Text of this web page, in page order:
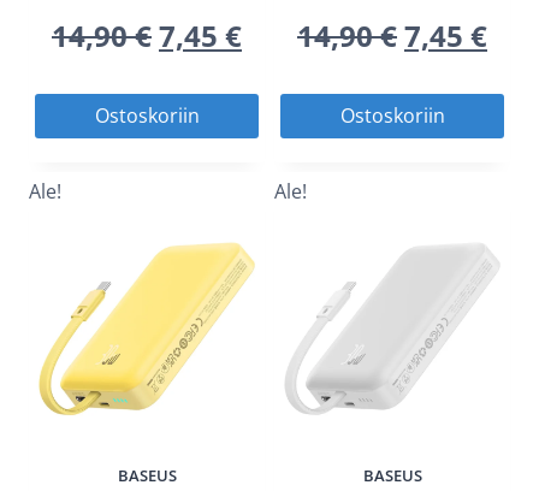
14,90€Alkuperäinen
hinta
oli:
7,45 €Nykyinen
hinta
on:
7,45 €.
Ostoskoriin
14,90€
hinta
oli:
7,45 €
on:
Ostoskoriin
Ale!
BASEUS
Ale!
BASEUS